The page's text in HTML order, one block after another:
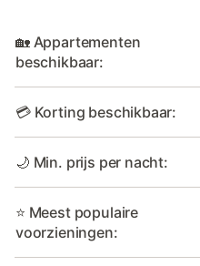
🏡 Appartementen
beschikbaar:
💳 Korting beschikbaar:
🌙 Min. prijs per nacht:
⭐ Meest populaire
voorzieningen: